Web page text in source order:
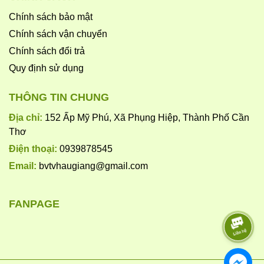
Sử dụng đúng liều lượng và theo hướng dẫn để đạt hiệu quả
Mang đồ bảo hộ khi thao tác với thuốc để đảm bảo an toàn.
Không phun thuốc khi trời mưa hoặc có gió lớn để tránh thất
Bảo quản thuốc nơi khô ráo, thoáng mát, tránh ánh nắng trực
tiếp và xa tầm tay trẻ em, vật nuôi.
Chính sách bảo mật
Chính sách vận chuyển
Chính sách đổi trả
Quy định sử dụng
THÔNG TIN CHUNG
Địa chỉ: 152 Ấp Mỹ Phú, Xã Phụng Hiệp, Thành Phố Cần
Thơ
Điện thoại: 0939878545
Email: bvtvhaugiang@gmail.com
FANPAGE